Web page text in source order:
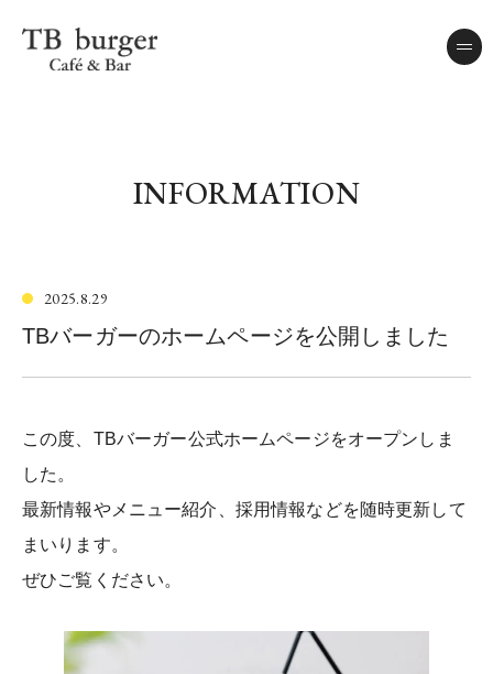
INFORMATION
2025.8.29
TBバーガーのホームページを公開しました
この度、TBバーガー公式ホームページをオープンしま
した。
最新情報やメニュー紹介、採用情報などを随時更新して
まいります。
ぜひご覧ください。